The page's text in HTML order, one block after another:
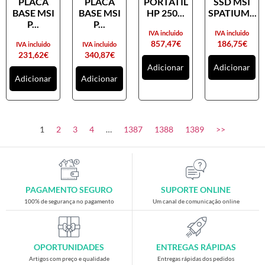
Placas gráficas
SAIS
Ventoínhas
Computadores
All-in-One
Gaming
Acessórios gaming
Cadeiras gaming
Merchandising
BASE MSI
P...
231,62€
IVA incluido
Adicionar
BASE MSI
P...
340,87€
IVA incluido
Adicionar
HP 250...
857,47€
IVA incluido
Adicionar
SPATIUM...
186,75€
IVA incluido
Adicionar
1 2 3 4 … 1387 1388 1389 >>
PAGAMENTO SEGURO
100% de segurança no pagamento
SUPORTE ONLINE
Um canal de comunicação online
OPORTUNIDADES
Artigos com preço e qualidade
ENTREGAS RÁPIDAS
Entregas rápidas dos pedidos